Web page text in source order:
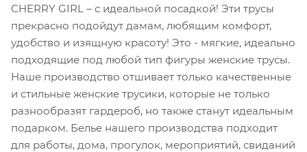
CHERRY GIRL – с идеальной посадкой! Эти трусы
прекрасно подойдут дамам, любящим комфорт,
удобство и изящную красоту! Это - мягкие, идеально
подходящие под любой тип фигуры женские трусы.
Наше производство отшивает только качественные
и стильные женские трусики, которые не только
разнообразят гардероб, но также станут идеальным
подарком. Белье нашего производства подходит
для работы, дома, прогулок, мероприятий, свиданий